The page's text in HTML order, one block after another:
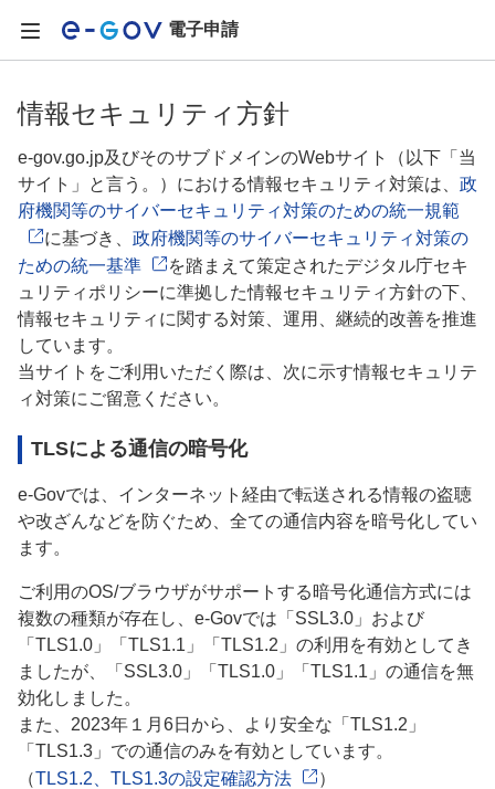
電子申請
情報セキュリティ方針
e-gov.go.jp及びそのサブドメインのWebサイト（以下「当
サイト」と言う。）における情報セキュリティ対策は、 政
府機関等のサイバーセキュリティ対策のための統一規範
に基づき、 政府機関等のサイバーセキュリティ対策の
ための統一基準
を踏まえて策定されたデジタル庁セキ
ュリティポリシーに準拠した情報セキュリティ方針の下、
情報セキュリティに関する対策、運用、継続的改善を推進
しています。
当サイトをご利用いただく際は、次に示す情報セキュリテ
ィ対策にご留意ください。
TLSによる通信の暗号化
e-Govでは、インターネット経由で転送される情報の盗聴
や改ざんなどを防ぐため、全ての通信内容を暗号化してい
ます。
ご利用のOS/ブラウザがサポートする暗号化通信方式には
複数の種類が存在し、e-Govでは「SSL3.0」および
「TLS1.0」「TLS1.1」「TLS1.2」の利用を有効としてき
ましたが、「SSL3.0」「TLS1.0」「TLS1.1」の通信を無
効化しました。
また、2023年１月6日から、より安全な「TLS1.2」
「TLS1.3」での通信のみを有効としています。
（TLS1.2、TLS1.3の設定確認方法 ）